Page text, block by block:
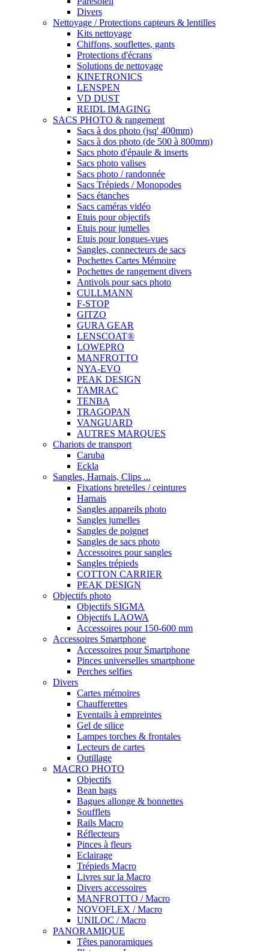
Divers
Nettoyage / Protections capteurs & lentilles
Kits nettoyage
Chiffons, souflettes, gants
Protections d'écrans
Solutions de nettoyage
KINETRONICS
LENSPEN
VD DUST
REIDL IMAGING
SACS PHOTO & rangement
Sacs à dos photo (jsq' 400mm)
Sacs à dos photo (de 500 à 800mm)
Sacs photo d'épaule & inserts
Sacs photo valises
Sacs photo / randonnée
Sacs Trépieds / Monopodes
Sacs étanches
Sacs caméras vidéo
Etuis pour objectifs
Etuis pour jumelles
Etuis pour longues-vues
Sangles, connecteurs de sacs
Pochettes Cartes Mémoire
Pochettes de rangement divers
Antivols pour sacs photo
CULLMANN
F-STOP
GITZO
GURA GEAR
LENSCOAT®
LOWEPRO
MANFROTTO
NYA-EVO
PEAK DESIGN
TAMRAC
TENBA
TRAGOPAN
VANGUARD
AUTRES MARQUES
Chariots de transport
Caruba
Eckla
Sangles, Harnais, Clips ...
Fixations bretelles / ceintures
Harnais
Sangles appareils photo
Sangles jumelles
Sangles de poignet
Sangles de sacs photo
Accessoires pour sangles
Sangles trépieds
COTTON CARRIER
PEAK DESIGN
Objectifs photo
Objectifs SIGMA
Objectifs LAOWA
Accessoires pour 150-600 mm
Accessoires Smartphone
Accessoires pour Smartphone
Pinces universelles smartphone
Perches selfies
Divers
Cartes mémoires
Chaufferettes
Eventails à empreintes
Gel de silice
Lampes torches & frontales
Lecteurs de cartes
Outillage
MACRO PHOTO
Objectifs
Bean bags
Bagues allonge & bonnettes
Soufflets
Rails Macro
Réflecteurs
Pinces à fleurs
Eclairage
Trépieds Macro
Livres sur la Macro
Divers accessoires
MANFROTTO / Macro
NOVOFLEX / Macro
UNILOC / Macro
PANORAMIQUE
Têtes panoramiques